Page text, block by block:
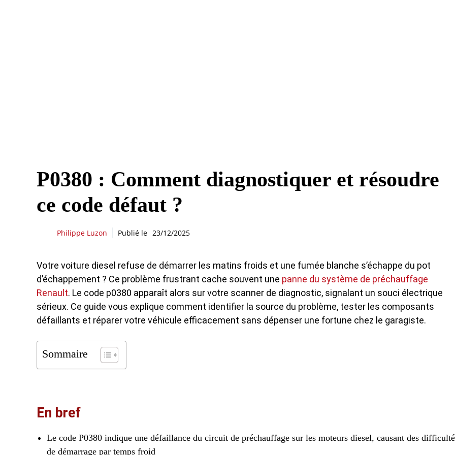
P0380 : Comment diagnostiquer et résoudre
ce code défaut ?
Philippe Luzon Publié le 23/12/2025
Votre voiture diesel refuse de démarrer les matins froids et une fumée blanche s’échappe du pot
d’échappement ? Ce problème frustrant cache souvent une panne du système de préchauffage
Renault. Le code p0380 apparaît alors sur votre scanner de diagnostic, signalant un souci électrique
sérieux. Ce guide vous explique comment identifier la source du problème, tester les composants
défaillants et réparer votre véhicule efficacement sans dépenser une fortune chez le garagiste.
Sommaire
En bref
Le code P0380 indique une défaillance du circuit de préchauffage sur les moteurs diesel, causant des
de démarrage par temps froid